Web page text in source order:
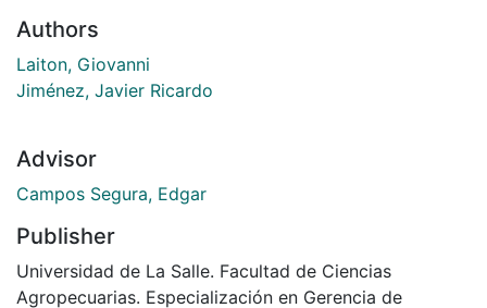
Authors
Laiton, Giovanni
Jiménez, Javier Ricardo
Advisor
Campos Segura, Edgar
Publisher
Universidad de La Salle. Facultad de Ciencias
Agropecuarias. Especialización en Gerencia de